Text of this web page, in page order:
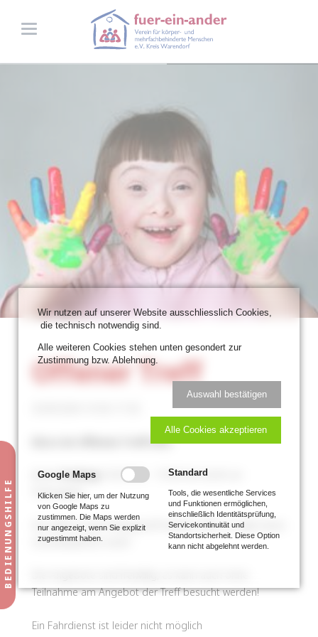
Offener Treff
Disco im Offenen Treff (5€)
JedenFreitag
16:30 Uhr – 19:30 Uhr (nicht an
Feiertagen)
Ab 2024 ist der Freitagstreff wieder offen, es gibt keine
Anmeldepflicht mehr!
Teilnahme am Angebot der Treff besucht werden!
Ein Fahrdienst ist leider nicht möglich
Wir nutzen auf unserer Website ausschliesslich Cookies,
die technisch notwendig sind.
Alle weiteren Cookies stehen unten gesondert zur
Zustimmung bzw. Ablehnung.
Auswahl bestätigen
Alle Cookies akzeptieren
Google Maps
Klicken Sie hier, um der Nutzung
von Google Maps zu
zustimmen. Die Maps werden
nur angezeigt, wenn Sie explizit
zugestimmt haben.
Standard
Tools, die wesentliche Services
und Funktionen ermöglichen,
einschließlich Identitätsprüfung,
Servicekontinuität und
Standortsicherheit. Diese Option
kann nicht abgelehnt werden.